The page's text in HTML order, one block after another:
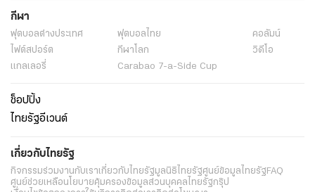
กีฬา
ฟุตบอลต่่างประเทศ ฟุตบอลไทย
คอลัมน์
ไฟต์สปอร์ต
กีฬาโลก
วิดีโอ
แกลเลอรี่
Carabao 7-a-Side Cup
ช็อปปิ้ง
ไทยรัฐอีเวนต์
เกี่ยวกับไทยรัฐ
กิจกรรมร่วมงานกับเราเกี่ยวกับไทยรัฐมูลนิธิไทยรัฐศูนย์ข้อมูลไทยรัฐFAQ
ศูนย์ช่วยเหลือนโยบายคุ้มครองข้อมูลส่วนบุคคลไทยรัฐกรุ๊ป